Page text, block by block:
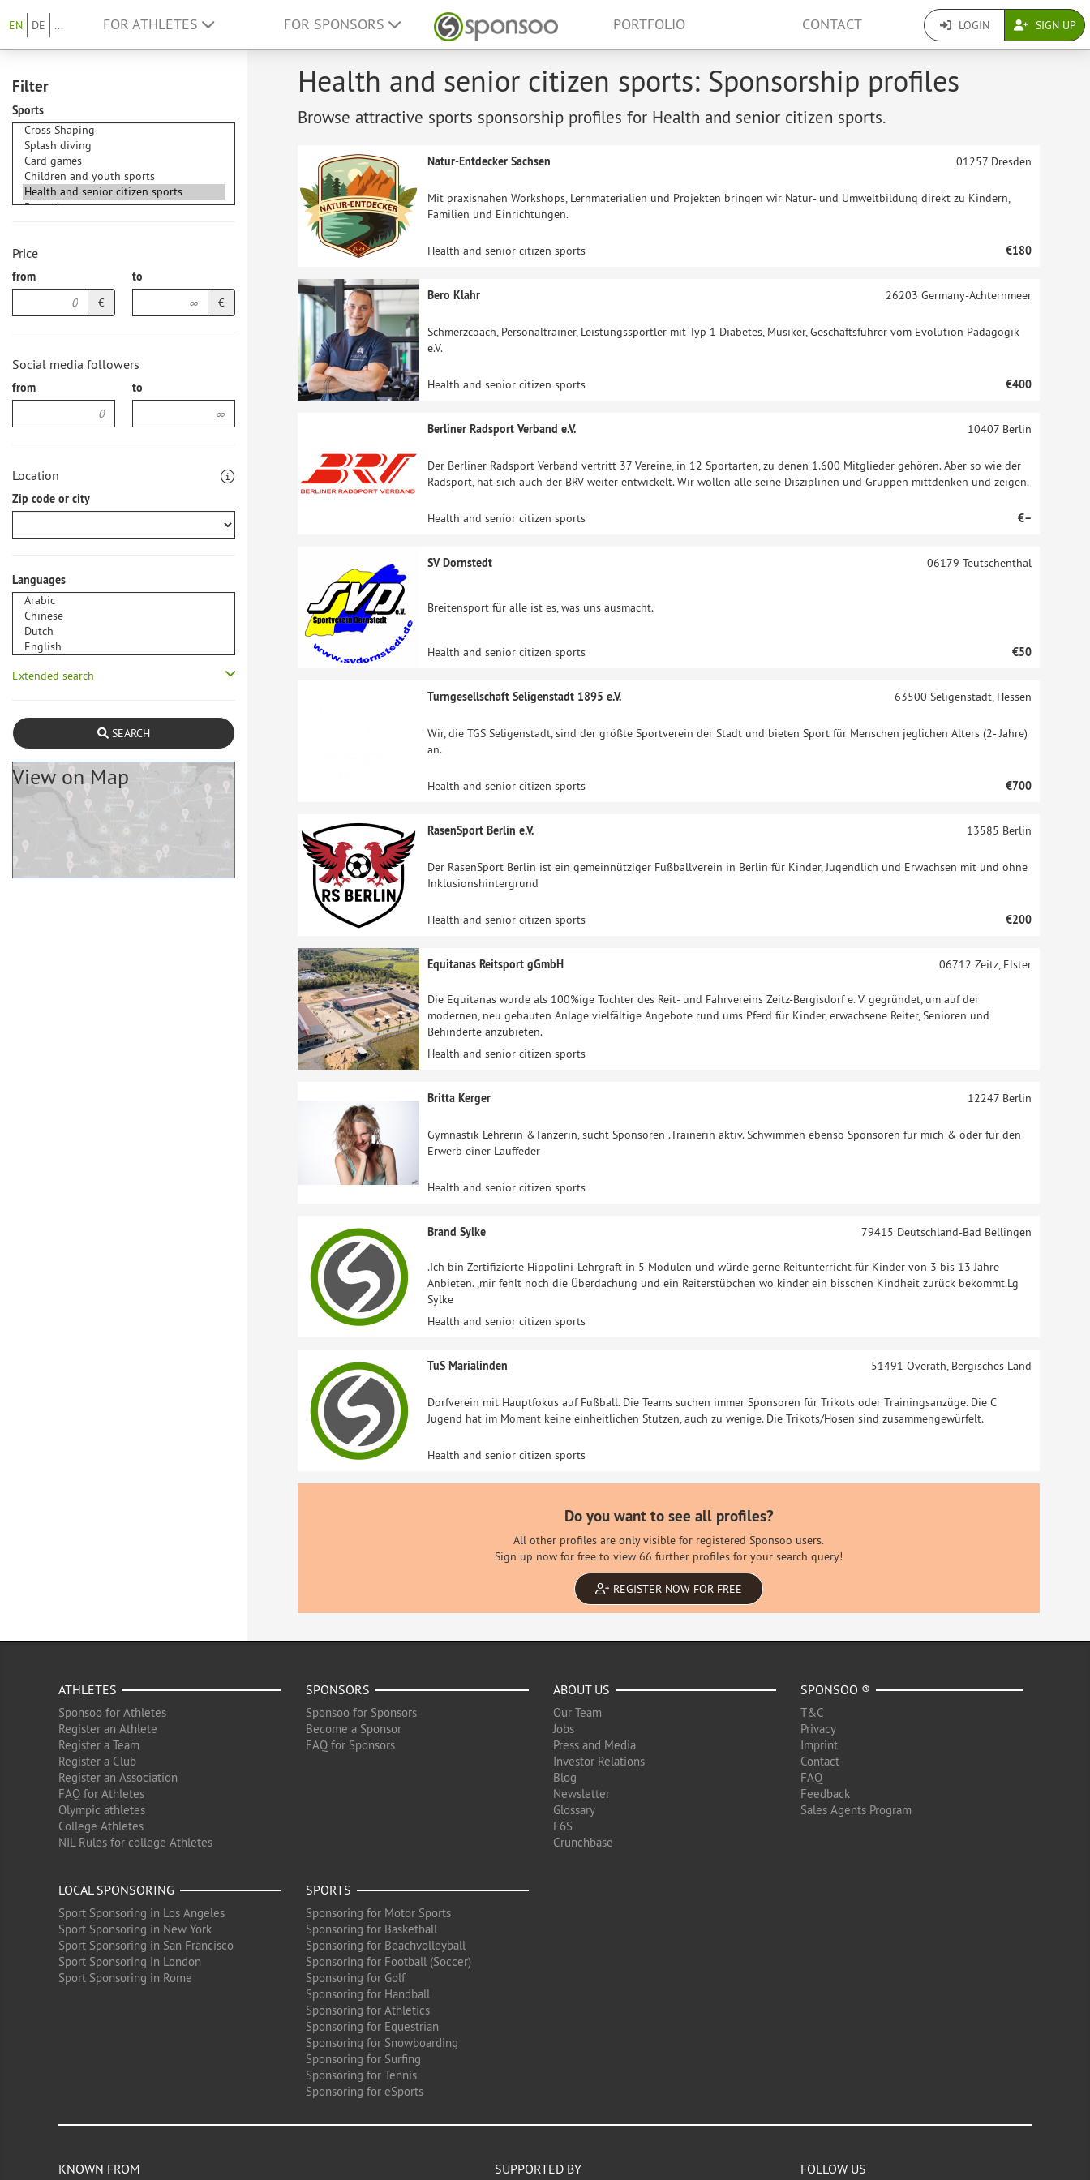
EN DE ... FOR ATHLETES FOR SPONSORS PORTFOLIO CONTACT LOGIN SIGN UP
Filter
Sports
Price
from
€
to
€
Social media followers
from to
Location
Zip code or city
Languages
Extended search
SEARCH
View on Map
Health and senior citizen sports: Sponsorship profiles
Browse attractive sports sponsorship profiles for Health and senior citizen sports.
Natur-Entdecker Sachsen
Mit praxisnahen Workshops, Lernmaterialien und Projekten bringen wir Natur- und Umweltbildung direkt zu Kindern,
Familien und Einrichtungen.
01257Dresden
Health and senior citizen sports €180
Bero Klahr
Schmerzcoach, Personaltrainer, Leistungssportler mit Typ 1 Diabetes, Musiker, Geschäftsführer vom Evolution Pädagogik
e.V.
26203 Germany-Achternmeer
Health and senior citizen sports €400
Berliner Radsport Verband e.V.
Der Berliner Radsport Verband vertritt 37 Vereine, in 12 Sportarten, zu denen 1.600 Mitglieder gehören. Aber so wie der
Radsport, hat sich auch der BRV weiter entwickelt. Wir wollen alle seine Disziplinen und Gruppen mittdenken und zeigen.
10407Berlin
Health and senior citizen sports €–
SV Dornstedt
Breitensport für alle ist es, was uns ausmacht.
06179 Teutschenthal
Health and senior citizen sports €50
Turngesellschaft Seligenstadt 1895 e.V.
Wir, die TGS Seligenstadt, sind der größte Sportverein der Stadt und bieten Sport für Menschen jeglichen Alters (2- Jahre)
an.
63500 Seligenstadt, Hessen
Health and senior citizen sports €700
RasenSport Berlin e.V.
Der RasenSport Berlin ist ein gemeinnütziger Fußballverein in Berlin für Kinder, Jugendlich und Erwachsen mit und ohne
Inklusionshintergrund
13585 Berlin
Health and senior citizen sports €200
Equitanas Reitsport gGmbH
Die Equitanas wurde als 100%ige Tochter des Reit- und Fahrvereins Zeitz-Bergisdorf e. V. gegründet, um auf der
modernen, neu gebauten Anlage vielfältige Angebote rund ums Pferd für Kinder, erwachsene Reiter, Senioren und
Behinderte anzubieten.
06712 Zeitz, Elster
Health and senior citizen sports
Britta Kerger
Gymnastik Lehrerin &Tänzerin, sucht Sponsoren .Trainerin aktiv. Schwimmen ebenso Sponsoren für mich & oder für den
Erwerb einer Lauffeder
12247Berlin
Health and senior citizen sports
Brand Sylke
.Ich bin Zertifizierte Hippolini-Lehrgraft in 5 Modulen und würde gerne Reitunterricht für Kinder von 3 bis 13 Jahre
Anbieten. ,mir fehlt noch die Überdachung und ein Reiterstübchen wo kinder ein bisschen Kindheit zurück bekommt.Lg
Sylke
79415 Deutschland-Bad Bellingen
Health and senior citizen sports
TuS Marialinden
Dorfverein mit Hauptfokus auf Fußball. Die Teams suchen immer Sponsoren für Trikots oder Trainingsanzüge. Die C
Jugend hat im Moment keine einheitlichen Stutzen, auch zu wenige. Die Trikots/Hosen sind zusammengewürfelt.
51491 Overath, Bergisches Land
Health and senior citizen sports
Do you want to see all profiles?
All other profiles are only visible for registered Sponsoo users.
Sign up now for free to view 66 further profiles for your search query!
REGISTER NOW FOR FREE
ATHLETES
Sponsoo for Athletes
Register an Athlete
Register a Team
Register a Club
Register an Association
FAQ for Athletes
Olympic athletes
College Athletes
NIL Rules for college Athletes
SPONSORS
Sponsoo for Sponsors
Become a Sponsor
FAQ for Sponsors
ABOUT US
Our Team
Jobs
Press and Media
Investor Relations
Blog
Newsletter
Glossary
F6S
Crunchbase
SPONSOO ®
T&C
Privacy
Imprint
Contact
FAQ
Feedback
Sales Agents Program
LOCAL SPONSORING
Sport Sponsoring in Los Angeles
Sport Sponsoring in New York
Sport Sponsoring in San Francisco
Sport Sponsoring in London
Sport Sponsoring in Rome
SPORTS
Sponsoring for Motor Sports
Sponsoring for Basketball
Sponsoring for Beachvolleyball
Sponsoring for Football (Soccer)
Sponsoring for Golf
Sponsoring for Handball
Sponsoring for Athletics
Sponsoring for Equestrian
Sponsoring for Snowboarding
Sponsoring for Surfing
Sponsoring for Tennis
Sponsoring for eSports
KNOWN FROM SUPPORTED BY FOLLOW US